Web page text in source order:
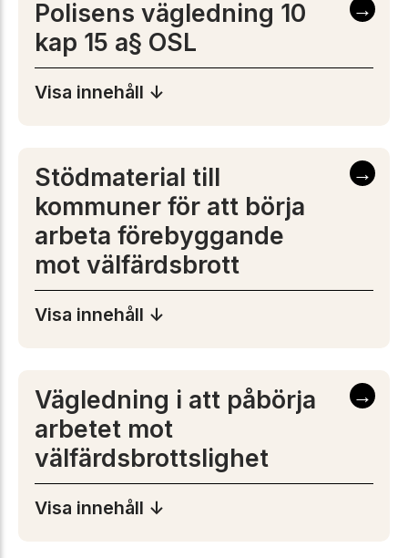
Polisens vägledning 10
kap 15 a§ OSL
→
Visa innehåll ↓
Stödmaterial till
kommuner för att börja
arbeta förebyggande
mot välfärdsbrott
→
Visa innehåll ↓
Vägledning i att påbörja
arbetet mot
välfärdsbrottslighet
→
Visa innehåll ↓